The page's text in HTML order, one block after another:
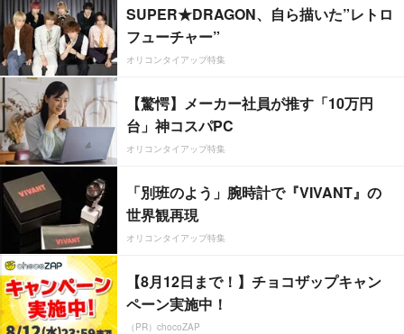
SUPER★DRAGON、自ら描いた”レトロ
フューチャー”
オリコンタイアップ特集
【驚愕】メーカー社員が推す「10万円
台」神コスパPC
オリコンタイアップ特集
「別班のよう」腕時計で『VIVANT』の
世界観再現
オリコンタイアップ特集
【8月12日まで！】チョコザップキャン
ペーン実施中！
（PR）chocoZAP